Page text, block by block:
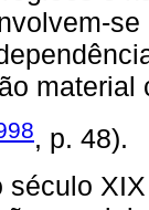
, p. 48).
século